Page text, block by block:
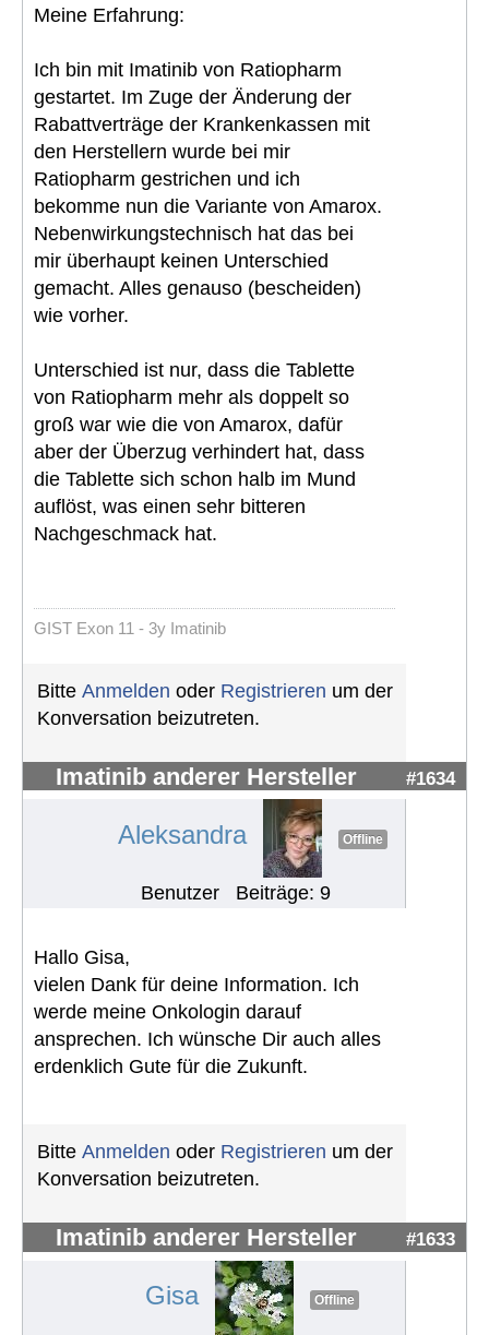
Meine Erfahrung:
Ich bin mit Imatinib von Ratiopharm
gestartet. Im Zuge der Änderung der
Rabattverträge der Krankenkassen mit
den Herstellern wurde bei mir
Ratiopharm gestrichen und ich
bekomme nun die Variante von Amarox.
Nebenwirkungstechnisch hat das bei
mir überhaupt keinen Unterschied
gemacht. Alles genauso (bescheiden)
wie vorher.
Unterschied ist nur, dass die Tablette
von Ratiopharm mehr als doppelt so
groß war wie die von Amarox, dafür
aber der Überzug verhindert hat, dass
die Tablette sich schon halb im Mund
auflöst, was einen sehr bitteren
Nachgeschmack hat.
GIST Exon 11 - 3y Imatinib
Bitte Anmelden oder Registrieren um der
Konversation beizutreten.
Imatinib anderer Hersteller #1634
Aleksandra Offline
Benutzer Beiträge: 9
Hallo Gisa,
vielen Dank für deine Information. Ich
werde meine Onkologin darauf
ansprechen. Ich wünsche Dir auch alles
erdenklich Gute für die Zukunft.
Bitte Anmelden oder Registrieren um der
Konversation beizutreten.
Imatinib anderer Hersteller #1633
Gisa Offline